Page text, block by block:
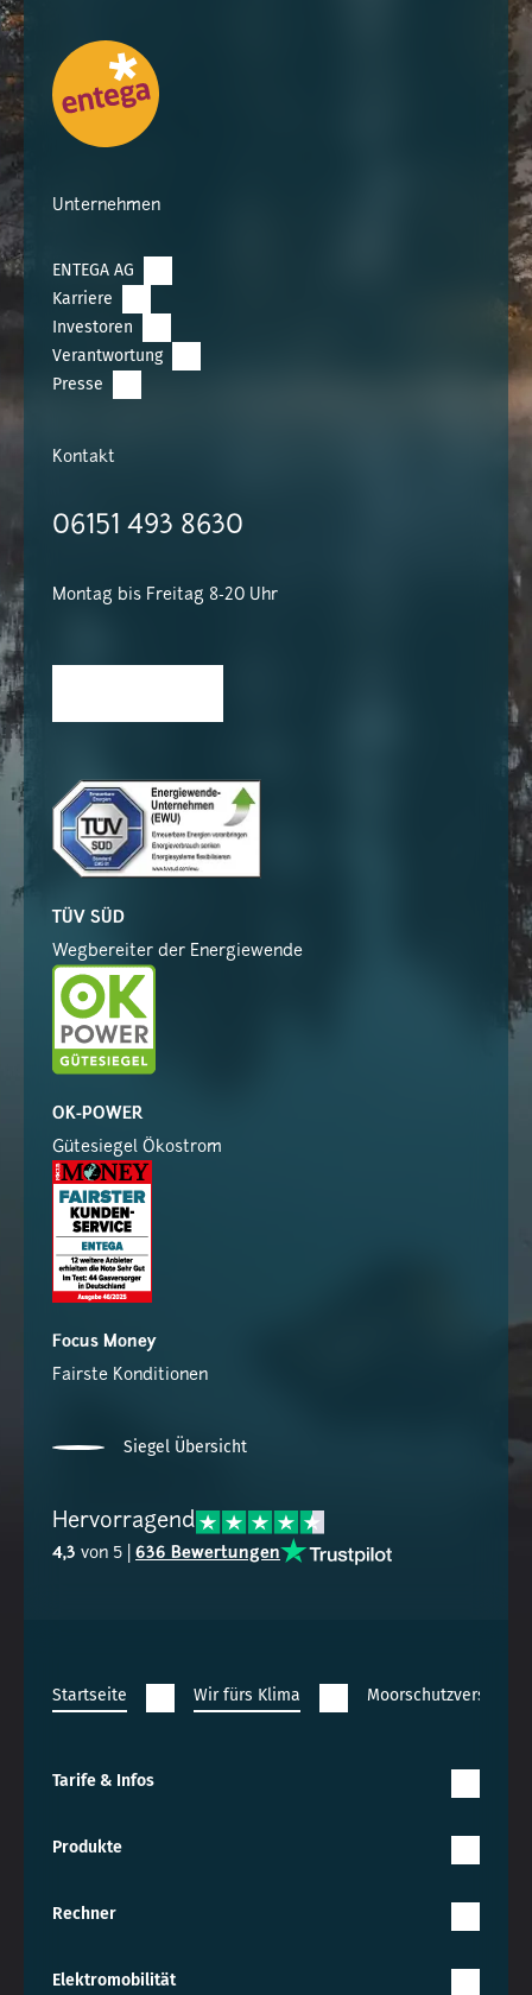
Unternehmen
ENTEGA AG
Karriere
Investoren
Verantwortung
Presse
Kontakt
06151 493 8630
Montag bis Freitag 8-20 Uhr
TÜV SÜD
Wegbereiter der Energiewende
OK-POWER
Gütesiegel Ökostrom
Focus Money
Fairste Konditionen
Siegel Übersicht
Hervorragend
4,3 von 5 | 636 Bewertungen
Startseite Wir fürs Klima
Tarife & Infos
Produkte
Rechner
Elektromobilität